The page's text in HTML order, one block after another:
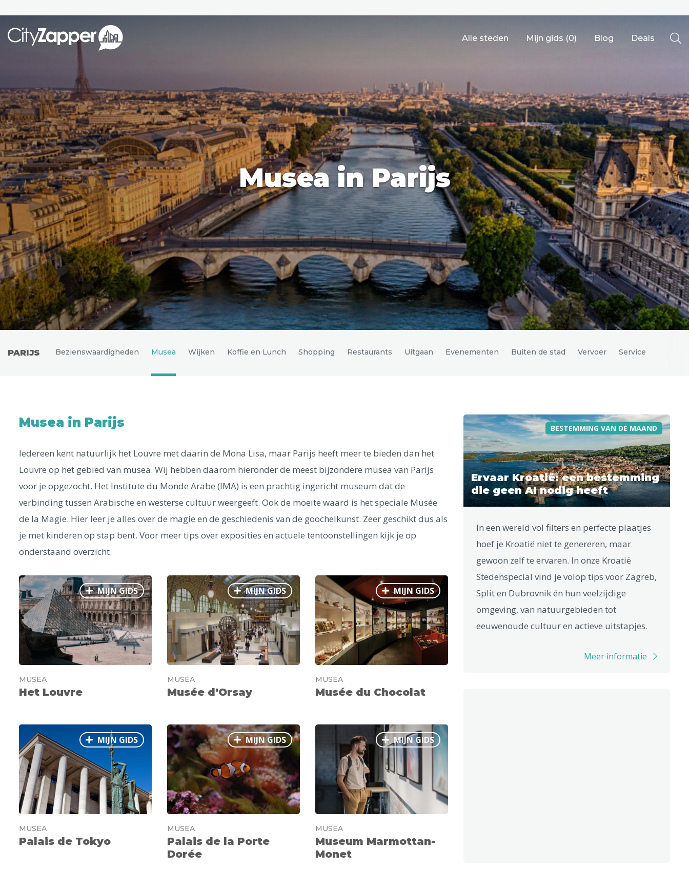
Alle steden Mijn gids (0) Blog Deals
Nederland
België
Duitsland
Europa
Noord-Amerika
Azië
Andere wereldsteden
Uitgelichte bestemmingen
Phoenix Dresden Ålesund
Parijs Tokio Amsterdam Barcelona Dubai Milaan Singapore Rome Berlijn Mechelen
Venetië
Florence
Dublin Hong Kong München Budapest Bangkok Madrid Vancouver
Alles bekijken
Musea in Parijs
PARIJS Bezienswaardigheden Musea Wijken Koffie en Lunch Shopping Restaurants Uitgaan Evenementen Buiten de stad Vervoer Service
Musea in Parijs
Iedereen kent natuurlijk het Louvre met daarin de Mona Lisa, maar Parijs heeft meer te bieden dan het
Louvre op het gebied van musea. Wij hebben daarom hieronder de meest bijzondere musea van Parijs
voor je opgezocht. Het Institute du Monde Arabe (IMA) is een prachtig ingericht museum dat de
verbinding tussen Arabische en westerse cultuur weergeeft. Ook de moeite waard is het speciale Musée
de la Magie. Hier leer je alles over de magie en de geschiedenis van de goochelkunst. Zeer geschikt dus als
je met kinderen op stap bent. Voor meer tips over exposities en actuele tentoonstellingen kijk je op
onderstaand overzicht.
MIJN GIDS
MUSEA
Het Louvre
MIJN GIDS
MUSEA
Musée d'Orsay
MIJN GIDS
MUSEA
Musée du Chocolat
MIJN GIDS
MUSEA
Palais de Tokyo
MIJN GIDS
MUSEA
Palais de la Porte
Dorée
MIJN GIDS
MUSEA
Museum Marmottan-
Monet
BESTEMMING VAN DE MAAND
Ervaar Kroatië: een bestemming
die geen AI nodig heeft
In een wereld vol filters en perfecte plaatjes
hoef je Kroatië niet te genereren, maar
gewoon zelf te ervaren. In onze Kroatië
Stedenspecial vind je volop tips voor Zagreb,
Split en Dubrovnik én hun veelzijdige
omgeving, van natuurgebieden tot
eeuwenoude cultuur en actieve uitstapjes.
Meer informatie